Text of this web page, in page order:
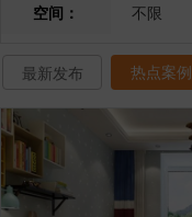
空间：
不限
最新发布 热点案例